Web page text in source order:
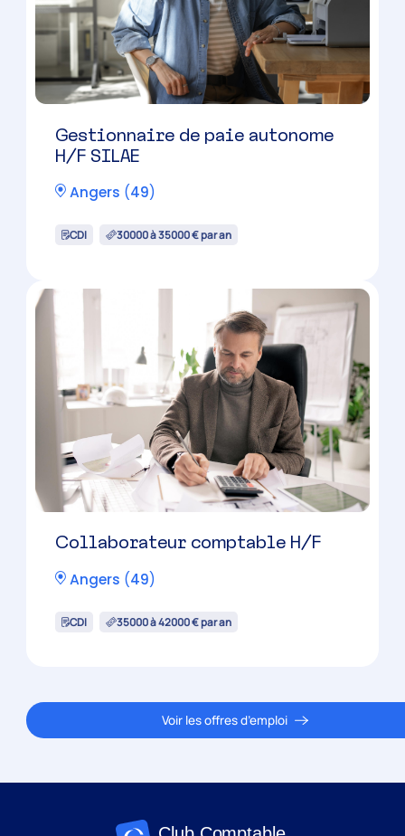
Gestionnaire de paie autonome
H/F SILAE
Angers (49)
CDI 30000 à 35000 € par an
Collaborateur comptable H/F
Angers (49)
CDI 35000 à 42000 € par an
Voir les offres d’emploi